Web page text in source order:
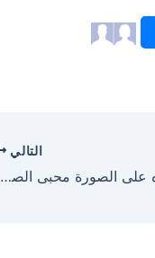
التالي
تركيب الوجوه على الصورة محبى الصور القديمة